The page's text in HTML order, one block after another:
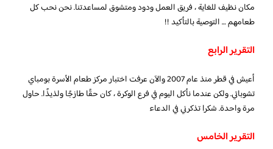
مكان نظيف للغاية ، فريق العمل ودود ومتشوق لمساعدتنا. نحن نحب كل
طعامهم … التوصية بالتأكيد !!
التقرير الرابع
أعيش في قطر منذ عام 2007 والآن عرفت اختبار مركز طعام الأسرة بومباي
تشوباتي. ولكن عندما نأكل اليوم في فرع الوكرة ، كان حقًا طازجًا ولذيذًا. حاول
مرة واحدة. شكرا تذكرني في الدعاء
التقرير الخامس